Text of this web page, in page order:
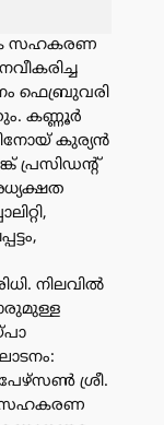
സഹകരണ
ഫെബ്രുവരി
കണ്ണൂർ
കുര്യൻ
പ്രസിഡന്റ്
നിലവിൽ
ശ്രീ.
സഹകരണ